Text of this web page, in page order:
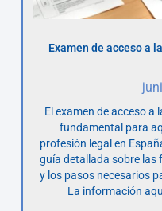
Examen de acceso a
El examen de acceso a
fundamental para
profesión legal en
guía detallada sobre las
y los pasos necesarios
La información